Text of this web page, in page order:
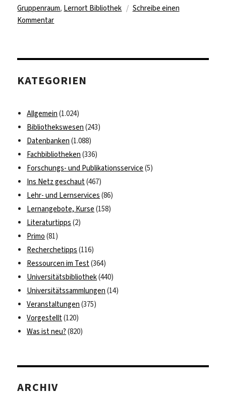
Gruppenraum, Lernort Bibliothek
Schreibe einen
Kommentarzu
„goldrichtig“
Die
der
Geowissenschaftlichen
Bibliothek
KATEGORIEN
Allgemein (1.024)
Bibliothekswesen (243)
Datenbanken (1.088)
Fachbibliotheken (336)
Forschungs- und Publikationsservice (5)
Ins Netz geschaut(467)
Lehr- und Lernservices (86)
Lernangebote, Kurse (158)
Literaturtipps (2)
Primo (81)
Recherchetipps (116)
Ressourcen im Test(364)
Universitätsbibliothek(440)
Universitätssammlungen (14)
Veranstaltungen (375)
Vorgestellt(120)
Was ist neu? (820)
ARCHIV